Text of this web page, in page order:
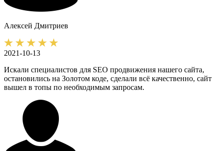
Алексей Дмитриев
2021-10-13
Искали специалистов для SEO продвижения нашего сайта,
остановились на Золотом коде, сделали всё качественно, сайт
вышел в топы по необходимым запросам.